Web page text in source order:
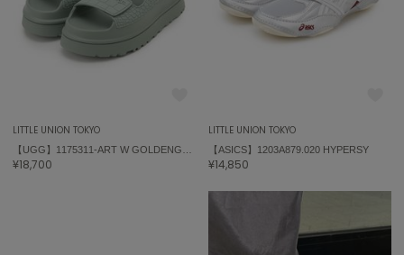
LITTLE UNION TOKYO
¥18,700
LITTLE UNION TOKYO
【ASICS】1203A879.020 HYPERSY
¥14,850